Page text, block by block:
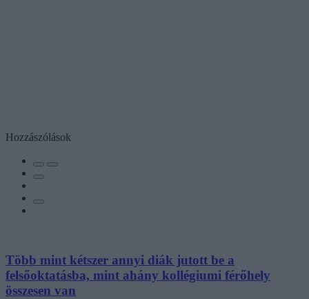
Hozzászólások
Több mint kétszer annyi diák jutott be a
felsőoktatásba, mint ahány kollégiumi férőhely
összesen van